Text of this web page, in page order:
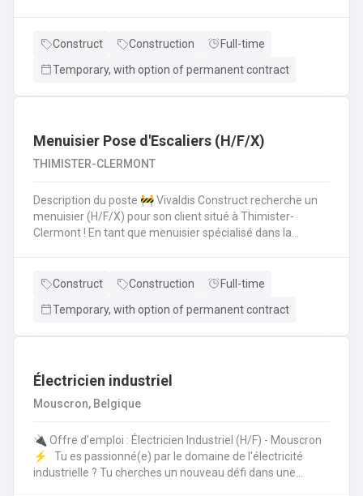
vous épanouir dans une mission pour du long terme?
Construct Construction
Full-time
Temporary, with option of permanent contract
Menuisier Pose d'Escaliers (H/F/X)
THIMISTER-CLERMONT
Description du poste 🚧 Vivaldis Construct recherche un
menuisier (H/F/X) pour son client situé à Thimister-
Clermont ! En tant que menuisier spécialisé dans la
escaliers dans divers types de bâtimentsAssurer un
équipe de trois ouvriers 💪 Avantages de la CP124 ✍️ Un
Construct Construction
Full-time
Temporary, with option of permanent contract
Électricien industriel
Mouscron, Belgique
🔌 Offre d'emploi : Électricien Industriel (H/F) - Mouscron
⚡️ Tu es passionné(e) par le domaine de l'électricité
industrielle ? Tu cherches un nouveau défi dans une